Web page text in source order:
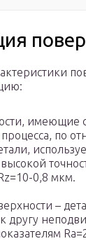
имеющие
по
0,8 мкм.
–
другу